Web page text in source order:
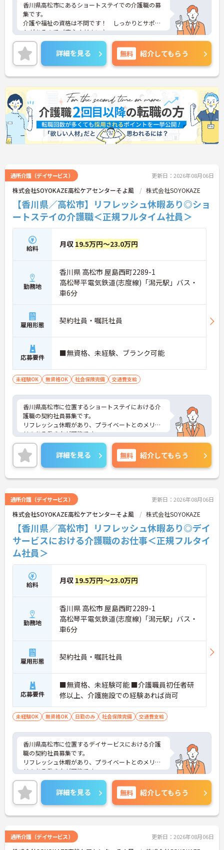
香川県高松市にあるショートステイでの介護職の募
集です。
介護や福祉の資格は不問です！ しっかりとサポー
トがあるのでご安心ください♪
また食事補助、定期健康診断など、働きやすい手当
や福利厚生が整っています☆
ご興味のある方には、面接対策ポイントなど、さら
に詳細をお話しいたしますのでお気軽にご相談くだ
さい！
詳細を見る 無料 紹介してもらう
通所介護（デイサービス） 更新日：2026年08月06日
株式会社SOYOKAZE高松ケアセンターそよ風 株式会社SOYOKAZE
【香川県／高松市】リフレッシュ休暇あり◎ショ
ートステイの介護職＜正規フルタイム社員＞
給料 月収 19.5万円～23.0万円
勤務地
香川県 高松市 屋島西町2289-1
高松琴平電気鉄道(志度線)「潟元駅」バス・
車6分
雇用形態 契約社員・嘱託社員
応募要件 ■無資格、未経験、ブランク可能
未経験OK 無資格OK 社会保険完備 交通費支給
香川県高松市に位置するショートステイにおける介
護職の契約社員募集です。
リフレッシュ休暇があり、プライベートとのメリハ
リのある働き方が可能です。
また研修制度や正社員登用制度もあり働きながらス
キルアップが目指せる環境です。
ご興味のある方には、面接対策ポイントなど、さら
に詳細をご案内しますのでお気軽にご相談くださ
い！
詳細を見る 無料 紹介してもらう
通所介護（デイサービス） 更新日：2026年08月06日
株式会社SOYOKAZE高松ケアセンターそよ風 株式会社SOYOKAZE
【香川県／高松市】リフレッシュ休暇あり◎デイ
サービスにおける介護職のお仕事＜正規フルタイ
ム社員＞
給料 月収 19.5万円～23.0万円
勤務地
香川県 高松市 屋島西町2289-1
高松琴平電気鉄道(志度線)「潟元駅」バス・
車6分
雇用形態 契約社員・嘱託社員
応募要件
■無資格、未経験可能 ■介護職員初任者研
修以上、介護施設での経験あれば尚可
未経験OK 無資格OK 日勤のみ 社会保険完備 交通費支給
香川県高松市に位置するデイサービスにおける介護
職の契約社員募集です。
リフレッシュ休暇があり、プライベートとのメリハ
リのある働き方が可能です。
また研修制度や正社員登用制度もあり働きながらス
キルアップが目指せる環境です。
ご興味のある方には、面接対策ポイントなど、さら
に詳細をご案内しますのでお気軽にご相談くださ
い！
詳細を見る 無料 紹介してもらう
通所介護（デイサービス） 更新日：2026年08月06日